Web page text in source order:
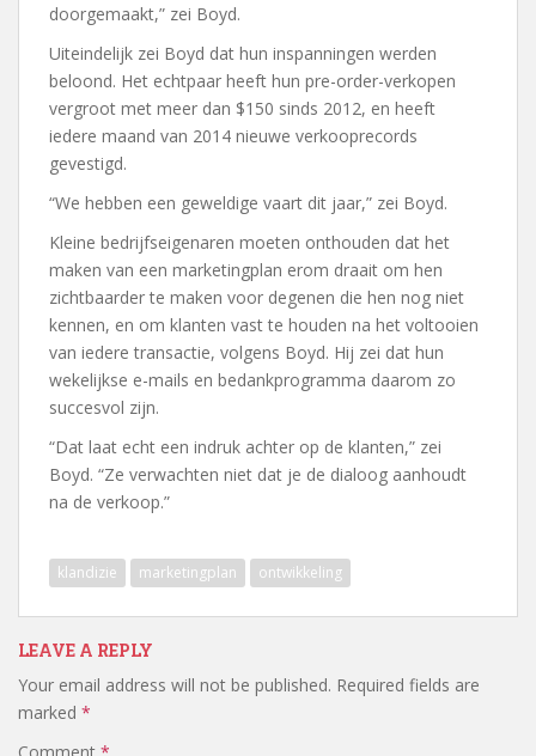
doorgemaakt,” zei Boyd.
Uiteindelijk zei Boyd dat hun inspanningen werden
beloond. Het echtpaar heeft hun pre-order-verkopen
vergroot met meer dan $150 sinds 2012, en heeft
iedere maand van 2014 nieuwe verkooprecords
gevestigd.
“We hebben een geweldige vaart dit jaar,” zei Boyd.
Kleine bedrijfseigenaren moeten onthouden dat het
maken van een marketingplan erom draait om hen
zichtbaarder te maken voor degenen die hen nog niet
kennen, en om klanten vast te houden na het voltooien
van iedere transactie, volgens Boyd. Hij zei dat hun
wekelijkse e-mails en bedankprogramma daarom zo
succesvol zijn.
“Dat laat echt een indruk achter op de klanten,” zei
Boyd. “Ze verwachten niet dat je de dialoog aanhoudt
na de verkoop.”
klandizie marketingplan ontwikkeling
LEAVE A REPLY
Your email address will not be published. Required fields are
marked *
Comment *